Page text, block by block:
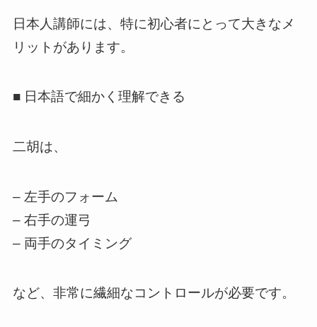
日本人講師には、特に初心者にとって大きなメ
リットがあります。
■ 日本語で細かく理解できる
二胡は、
– 左手のフォーム
– 右手の運弓
– 両手のタイミング
など、非常に繊細なコントロールが必要です。